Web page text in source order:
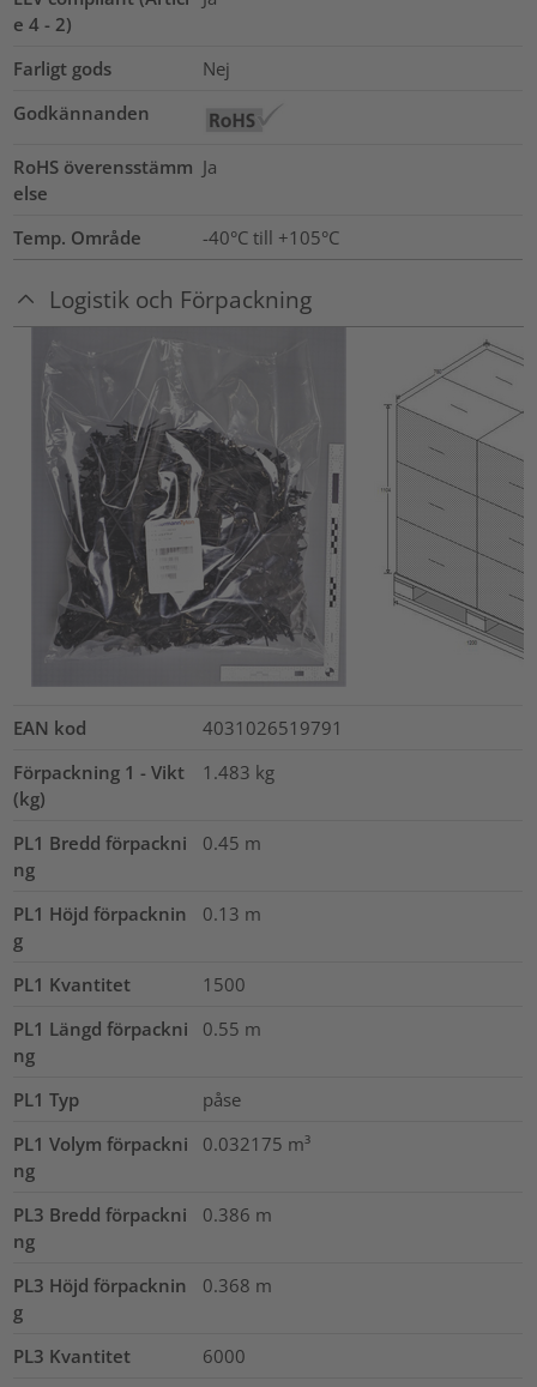
e 4 - 2)
Farligt gods
Nej
Godkännanden
RoHS överensstämm
else
Ja
Temp. Område -40°C till +105°C
Logistik och Förpackning
EAN kod
4031026519791
Förpackning 1 - Vikt
(kg)
1.483 kg
PL1 Bredd förpackni
ng
0.45 m
PL1 Höjd förpacknin
g
0.13 m
PL1 Kvantitet
1500
PL1 Längd förpackni
ng
0.55 m
PL1 Typ
påse
PL1 Volym förpackni
ng
0.032175 m³
PL3 Bredd förpackni
ng
0.386 m
PL3 Höjd förpacknin
g
0.368 m
PL3 Kvantitet 6000